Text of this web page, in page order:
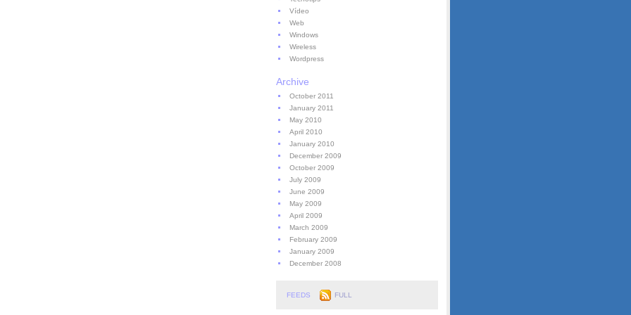
Vídeo
Web
Windows
Wireless
Wordpress
Archive
October 2011
January 2011
May 2010
April 2010
January 2010
December 2009
October 2009
July 2009
June 2009
May 2009
April 2009
March 2009
February 2009
January 2009
December 2008
FEEDS FULL